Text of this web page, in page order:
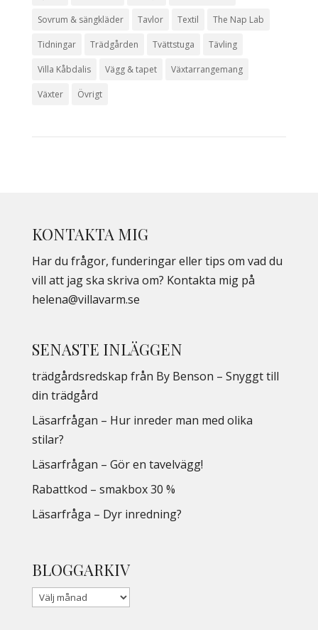
Sovrum & sängkläder Tavlor Textil The Nap Lab
Tidningar Trädgården Tvättstuga Tävling
Villa Kåbdalis Vägg & tapet Växtarrangemang
Växter Övrigt
KONTAKTA MIG
Har du frågor, funderingar eller tips om vad du
vill att jag ska skriva om? Kontakta mig på
helena@villavarm.se
SENASTE INLÄGGEN
trädgårdsredskap från By Benson – Snyggt till
din trädgård
Läsarfrågan – Hur inreder man med olika
stilar?
Läsarfrågan – Gör en tavelvägg!
Rabattkod – smakbox 30 %
Läsarfråga – Dyr inredning?
BLOGGARKIV